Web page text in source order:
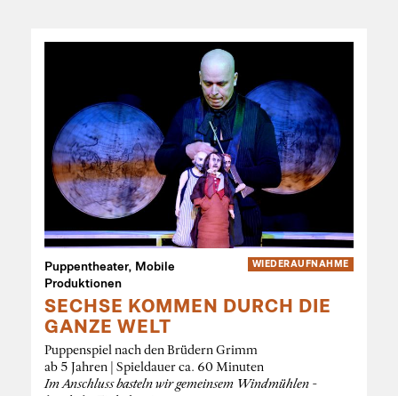
WIEDER­AUFNAHME
Puppentheater, Mobile
Produktionen
SECHSE KOMMEN DURCH DIE
GANZE WELT
Puppenspiel nach den Brüdern Grimm
ab 5 Jahren | Spieldauer ca. 60 Minuten
Im Anschluss basteln wir gemeinsem Windmühlen -